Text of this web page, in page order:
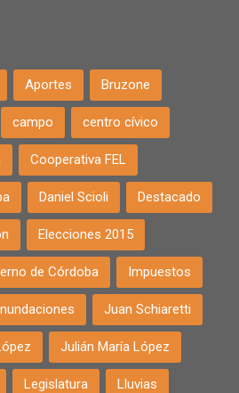
Aportes Bruzone
campo centro cívico
Cooperativa FEL
Daniel Scioli Destacado
Elecciones 2015
de Córdoba Impuestos
Juan Schiaretti
Julián María López
Legislatura Lluvias